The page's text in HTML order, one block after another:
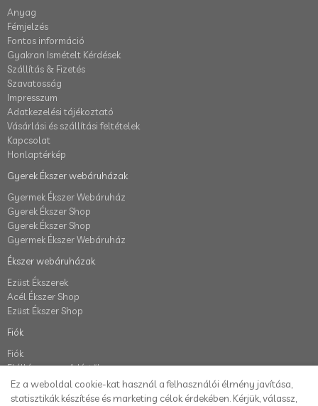
Anyag
Fémjelzés
Fontos információ
Gyakran Ismételt Kérdések
Szállítás & Fizetés
Szavatosság
Impresszum
Adatkezelési tájékoztató
Vásárlási és szállítási feltételek
Kapcsolat
Honlaptérkép
Gyerek Ékszer webáruházak
Gyermek Ékszer Webáruház
Gyerek Ékszer Shop
Gyerek Ékszer Shop
Gyermek Ékszer Webáruház
Ékszer webáruházak
Ezüst Ékszerek
Acél Ékszer Shop
Ezüst Ékszer Shop
Fiók
Fiók
Elállás a szerződéstől
Rendelés követés
Kívánságlista
Ez a weboldal cookie-kat használ a felhasználói élmény javítása,
statisztikák készítése és marketing célok érdekében. Kérjük, válassz,